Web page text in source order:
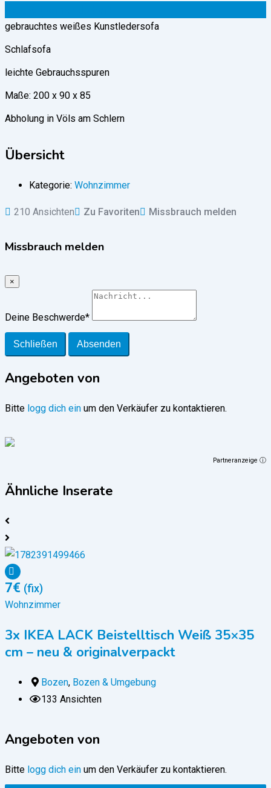
gebrauchtes weißes Kunstledersofa
Schlafsofa
leichte Gebrauchsspuren
Maße: 200 x 90 x 85
Abholung in Völs am Schlern
Übersicht
Kategorie: Wohnzimmer
210 Ansichten Zu Favoriten Missbrauch melden
Missbrauch melden
×
Deine Beschwerde*
Schließen Absenden
Angeboten von
Bitte logg dich ein um den Verkäufer zu kontaktieren.
Partneranzeige ⓘ
Ähnliche Inserate
7€ (fix)
Wohnzimmer
3x IKEA LACK Beistelltisch Weiß 35×35
cm – neu & originalverpackt
Bozen, Bozen & Umgebung
133 Ansichten
Angeboten von
Bitte logg dich ein um den Verkäufer zu kontaktieren.